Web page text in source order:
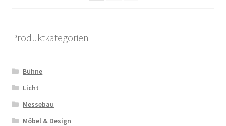
Produktkategorien
Bühne
Licht
Messebau
Möbel & Design